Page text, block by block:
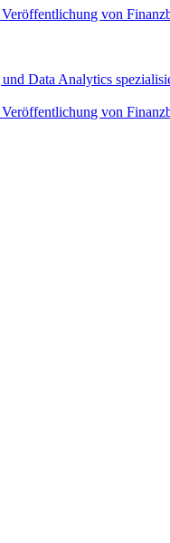
von
Data Analytics
von